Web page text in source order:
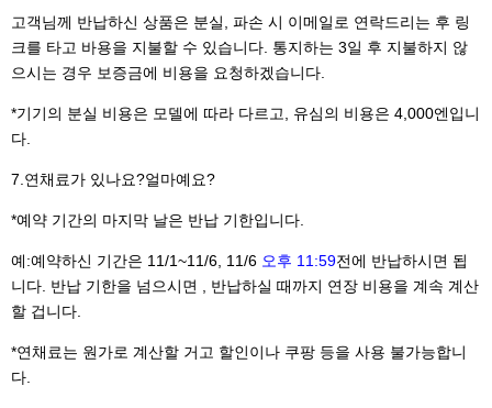
고객님께 반납하신 상품은 분실, 파손 시 이메일로 연락드리는 후 링
크를 타고 바용을 지불할 수 있습니다. 통지하는 3일 후 지불하지 않
으시는 경우 보증금에 비용을 요청하겠습니다.
*기기의 분실 비용은 모델에 따라 다르고, 유심의 비용은 4,000엔입니
다.
7. 연채료가 있나요?얼마예요?
*예약 기간의 마지막 날은 반납 기한입니다.
예:예약하신 기간은 11/1~11/6, 11/6 오후 11:59전에 반납하시면 됩
니다. 반납 기한을 넘으시면 , 반납하실 때까지 연장 비용을 계속 계산
할 겁니다.
*연채료는 원가로 계산할 거고 할인이나 쿠팡 등을 사용 불가능합니
다.